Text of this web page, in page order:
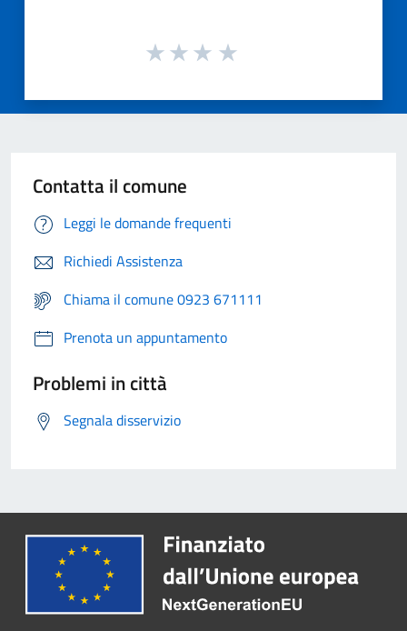
Contatta il comune
Leggi le domande frequenti
Richiedi Assistenza
Chiama il comune 0923 671111
Prenota un appuntamento
Problemi in città
Segnala disservizio